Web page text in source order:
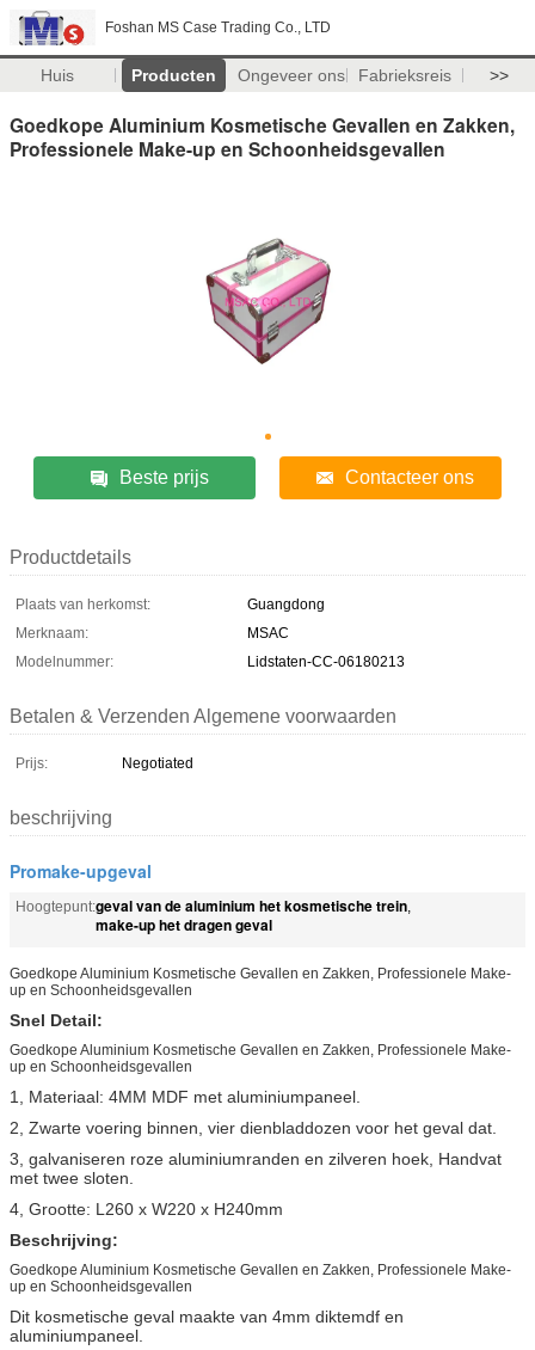
Foshan MS Case Trading Co., LTD
Huis Producten Ongeveer ons Fabrieksreis >>
Goedkope Aluminium Kosmetische Gevallen en Zakken,
Professionele Make-up en Schoonheidsgevallen
Beste prijs Contacteer ons
Productdetails
Plaats van herkomst:
Guangdong
Merknaam:
MSAC
Modelnummer:
Lidstaten-CC-06180213
Betalen & Verzenden Algemene voorwaarden
Prijs: Negotiated
beschrijving
Promake-upgeval
Hoogtepunt:geval van de aluminium het kosmetische trein,
make-up het dragen geval
Goedkope Aluminium Kosmetische Gevallen en Zakken, Professionele Make-
up en Schoonheidsgevallen
Snel Detail:
Goedkope Aluminium Kosmetische Gevallen en Zakken, Professionele Make-
up en Schoonheidsgevallen
1, Materiaal: 4MM MDF met aluminiumpaneel.
2, Zwarte voering binnen, vier dienbladdozen voor het geval dat.
3, galvaniseren roze aluminiumranden en zilveren hoek, Handvat
met twee sloten.
4, Grootte: L260 x W220 x H240mm
Beschrijving:
Goedkope Aluminium Kosmetische Gevallen en Zakken, Professionele Make-
up en Schoonheidsgevallen
Dit kosmetische geval maakte van 4mm diktemdf en
aluminiumpaneel.